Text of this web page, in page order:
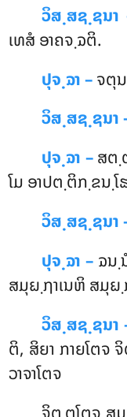
ວິສ຺ສຊ຺ຊນາ
ເທສໍ ອາຄຈ຺ຉຕິ.
ປຸຈ຺ຉາ –ຈຕຸ
ວິສ຺ສຊ຺ຊນາ
ປຸຈ຺ຉາ –ສຕ຺
ໂມ ອາປຕ຺ຕິກ຺ຂນ຺ໂ
ວິສ຺ສຊ຺ຊນາ
ປຸຈ຺ຉາ –ຉນ຺
ສມຸຏ຺ຐາເນຫິ ສມຸຏ຺
ວິສ຺ສຊ຺ຊນາ
ຕິ, ສິຍາ ກາຍໂຕຈ
ວາຈາໂຕຈ